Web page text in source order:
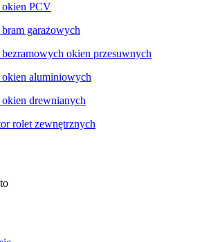
PCV
garażowych
okien przesuwnych
aluminiowych
drewnianych
rolet zewnętrznych